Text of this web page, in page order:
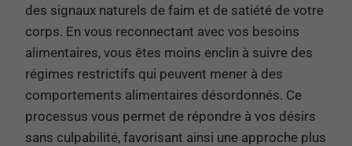
des signaux naturels de faim et de satiété de votre
corps. En vous reconnectant avec vos besoins
alimentaires, vous êtes moins enclin à suivre des
régimes restrictifs qui peuvent mener à des
comportements alimentaires désordonnés. Ce
processus vous permet de répondre à vos désirs
sans culpabilité, favorisant ainsi une approche plus